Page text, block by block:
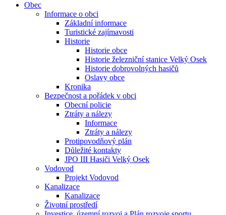
Obec
Informace o obci
Základní informace
Turistické zajímavosti
Historie
Historie obce
Historie železniční stanice Velký Osek
Historie dobrovolných hasičů
Oslavy obce
Kronika
Bezpečnost a pořádek v obci
Obecní policie
Ztráty a nálezy
Informace
Ztráty a nálezy
Protipovodňový plán
Důležité kontakty
JPO III Hasiči Velký Osek
Vodovod
Projekt Vodovod
Kanalizace
Kanalizace
Životní prostředí